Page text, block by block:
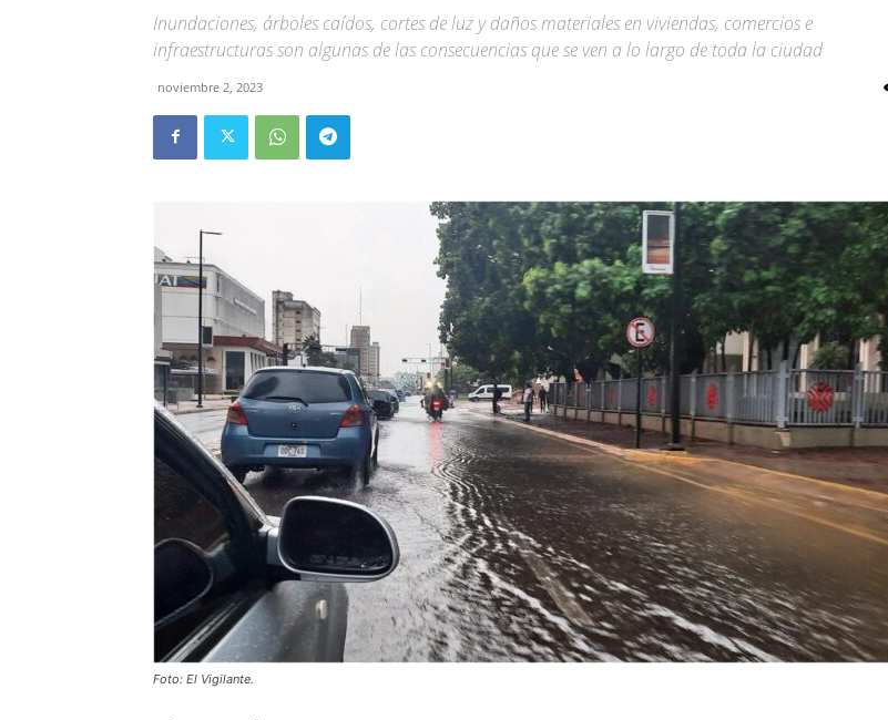
Inundaciones, árboles caídos, cortes de luz y daños materiales en viviendas, comercios e
infraestructuras son algunas de las consecuencias que se ven a lo largo de toda la ciudad
noviembre 2, 2023
Foto: El Vigilante.